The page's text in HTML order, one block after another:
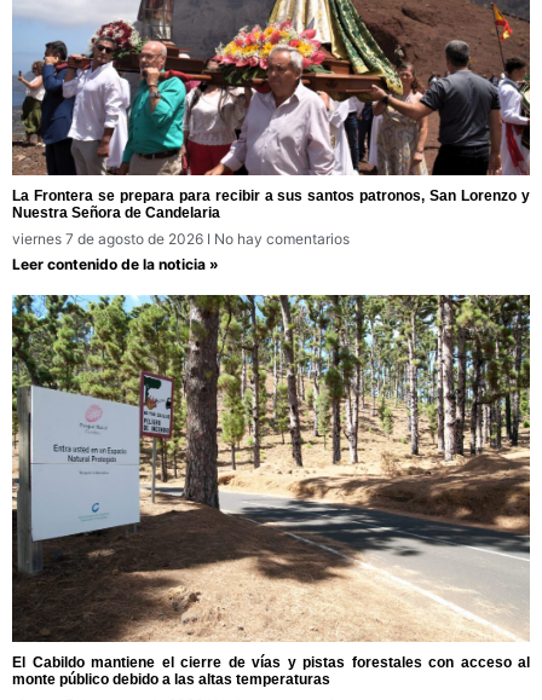
La Frontera se prepara para recibir a sus santos patronos, San Lorenzo y
Nuestra Señora de Candelaria
viernes 7 de agosto de 2026
No hay comentarios
Leer contenido de la noticia »
El Cabildo mantiene el cierre de vías y pistas forestales con acceso al
monte público debido a las altas temperaturas